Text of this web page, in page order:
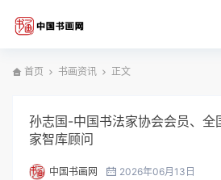
首页 书画资讯 正文
孙志国-中国书法家协会会员、全
家智库顾问
中国书画网 2026年06月13日